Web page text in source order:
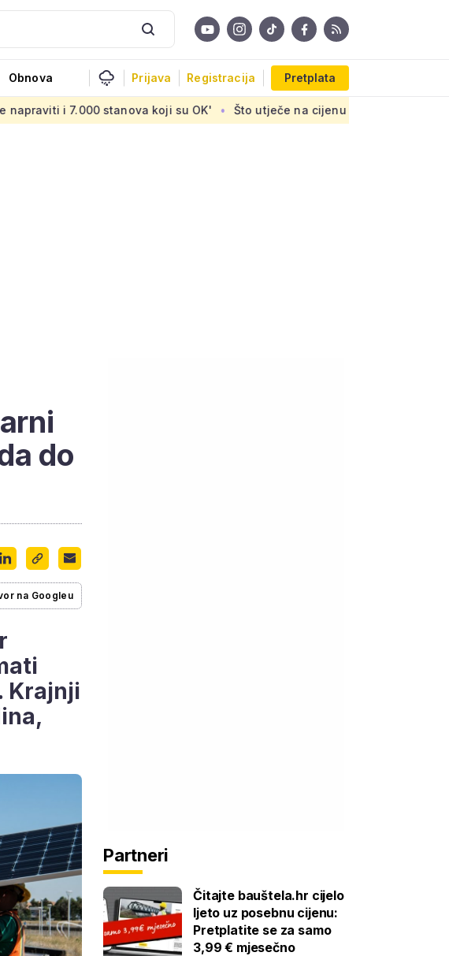
Obnova Prijava Registracija Pretplata
stanova koji su OK' Što utječe na cijenu uređaja za pročišćavanje
do
na Googleu
Krajnji
Partneri
Čitajte bauštela.hr cijelo
ljeto uz posebnu cijenu:
Pretplatite se za samo
3,99 € mjesečno